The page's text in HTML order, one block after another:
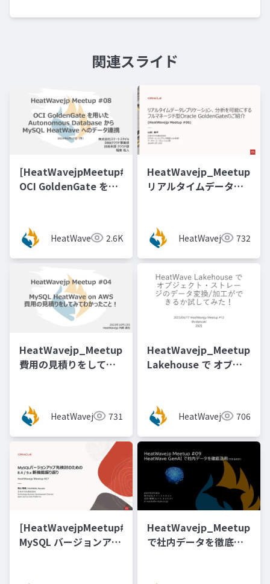
関連スライド
[HeatWavejpMeetup#08]
OCI GoldenGate を用
HeatWave へのデータ
連携 [稲葉 祐人 氏（ス
マートスタイル）]
HeatWavejp 2.6K
リアルタイムデータレ
ージド型Oracle
GoldenGateのご紹介
HeatWavejp 732
費用の見積りをしてみ
HeatWavejp 731
Lakehouse で オブジ
か試してみた！
[@vidaisuki 氏]
HeatWavejp 706
[HeatWavejpMeetup#17]
MySQL バージョンアッ
で社内データを徹底活